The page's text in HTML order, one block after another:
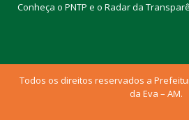
Conheça o PNTP e o Radar da
Todos os direitos reservados a
da Eva – AM.